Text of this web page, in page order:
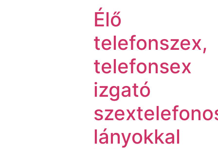
Élő
telefonszex,
telefonsex
izgató
lányokkal